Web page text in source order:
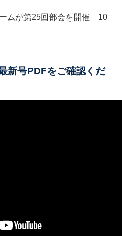
ームが第25回部会を開催 10
新号PDFをご確認くだ